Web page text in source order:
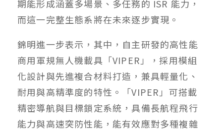
期能形成涵蓋多場景、多任務的 ISR 能力，
而這一完整生態系將在未來逐步實現。
錦明進一步表示，其中，自主研發的高性能
商用軍規無人機載具「VIPER」，採用模組
化設計與先進複合材料打造，兼具輕量化、
耐用與高精準度的特性。「VIPER」可搭載
精密導航與目標鎖定系統，具備長航程飛行
能力與高速突防性能，能有效應對多種複雜